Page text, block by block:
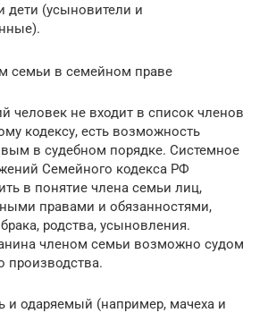
дети (усыновители и
семьи в семейном праве
человек не входит в список членов
кодексу, есть возможность
в судебном порядке. Системное
Семейного кодекса РФ
в понятие члена семьи лиц,
правами и обязанностями,
родства, усыновления.
членом семьи возможно судом
производства.
и одаряемый (например, мачеха и